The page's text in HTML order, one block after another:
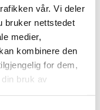
vår. Vi deler
bruker nettstedet
medier,
kombinere den
for dem,
bruk av
kapital i disse
og at det
i
fondet, sier